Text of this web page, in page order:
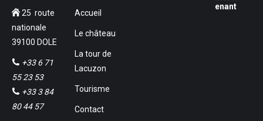
25 route
nationale
39100 DOLE
+33 6 71
55 23 53
+33 3 84
80 44 57
Accueil
Le château
La tour de
Lacuzon
Tourisme
Contact
enant